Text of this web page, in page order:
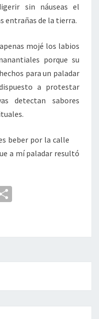
sin náuseas el
entrañas de la tierra.
mojé los labios
porque su
para un paladar
a protestar
detectan sabores
beber por la calle
a mí paladar resultó
p
ar